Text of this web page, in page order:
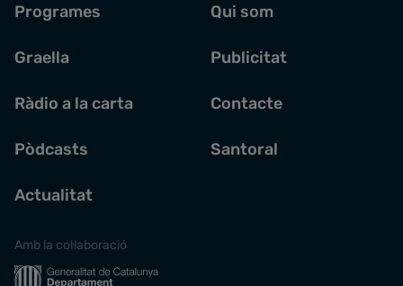
Programes
Graella
Ràdio a la carta
Pòdcasts
Actualitat
Qui som
Publicitat
Contacte
Santoral
Amb la col·laboració